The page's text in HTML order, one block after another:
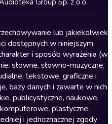
Group Sp. z o.o.
lub jakiekolwiek
dostępnych w niniejszym
i sposób wyrażenia (w
słowne, słowno-muzyczne,
tekstowe, graficzne i
bazy danych i zawarte w nich
publicystyczne, naukowe,
plastyczne,
i jednoznacznej zgody